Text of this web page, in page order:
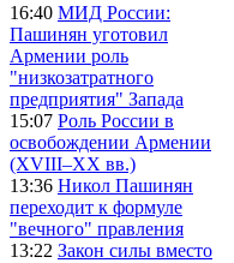
16:40 МИД России:
Пашинян уготовил
Армении роль
"низкозатратного
предприятия" Запада
15:07 Роль России в
освобождении Армении
(XVIII–XX вв.)
13:36 Никол Пашинян
переходит к формуле
"вечного" правления
13:22 Закон силы вместо